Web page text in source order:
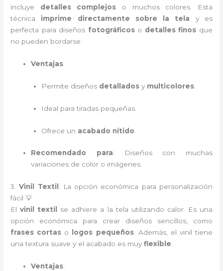
incluye detalles complejos o muchos colores. Esta
técnica imprime directamente sobre la tela y es
perfecta para diseños fotográficoso detalles finos que
no pueden bordarse.
Ventajas:
Permite diseños detalladosy multicolores.
Ideal para tiradas pequeñas.
Ofrece un acabado nítido
Recomendado para: Diseños con muchas
variaciones de color o imágenes.
3.Vinil Textil : La opción económica para personalización
fácil 💡
Elvinil textil
se adhiere a la tela utilizando calor. Es una
opción económica para crear diseños sencillos, como
frases cortas o logos pequeños. Además, el vinil tiene
una textura suave y el acabado es muyflexible.
Ventajas: